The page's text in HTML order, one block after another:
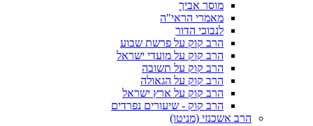
מוסר אביך
מאמרי הראי"ה
לנבוכי הדור
הרב קוק על פרשת שבוע
הרב קוק על מועדי ישראל
הרב קוק על תשובה
הרב קוק על הגאולה
הרב קוק על ארץ ישראל
הרב קוק - שיעורים נפרדים
הרב אשכנזי (מניטו)